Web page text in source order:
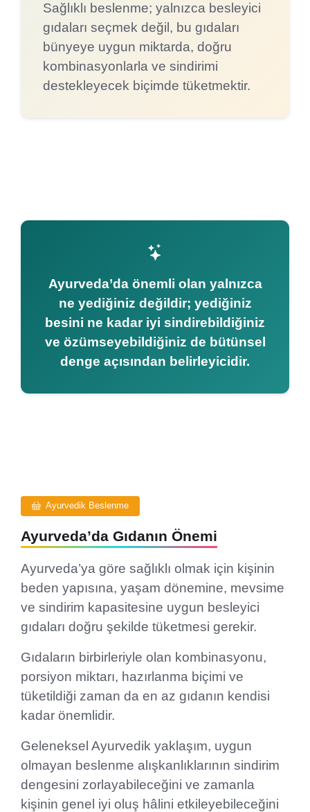
Sağlıklı beslenme; yalnızca besleyici
gıdaları seçmek değil, bu gıdaları
bünyeye uygun miktarda, doğru
kombinasyonlarla ve sindirimi
destekleyecek biçimde tüketmektir.
Ayurveda’da önemli olan yalnızca
ne yediğiniz değildir; yediğiniz
besini ne kadar iyi sindirebildiğiniz
ve özümseyebildiğiniz de bütünsel
denge açısından belirleyicidir.
Ayurvedik Beslenme
Ayurveda’da Gıdanın Önemi
Ayurveda’ya göre sağlıklı olmak için kişinin
beden yapısına, yaşam dönemine, mevsime
ve sindirim kapasitesine uygun besleyici
gıdaları doğru şekilde tüketmesi gerekir.
Gıdaların birbirleriyle olan kombinasyonu,
porsiyon miktarı, hazırlanma biçimi ve
tüketildiği zaman da en az gıdanın kendisi
kadar önemlidir.
Geleneksel Ayurvedik yaklaşım, uygun
olmayan beslenme alışkanlıklarının sindirim
dengesini zorlayabileceğini ve zamanla
kişinin genel iyi oluş hâlini etkileyebileceğini